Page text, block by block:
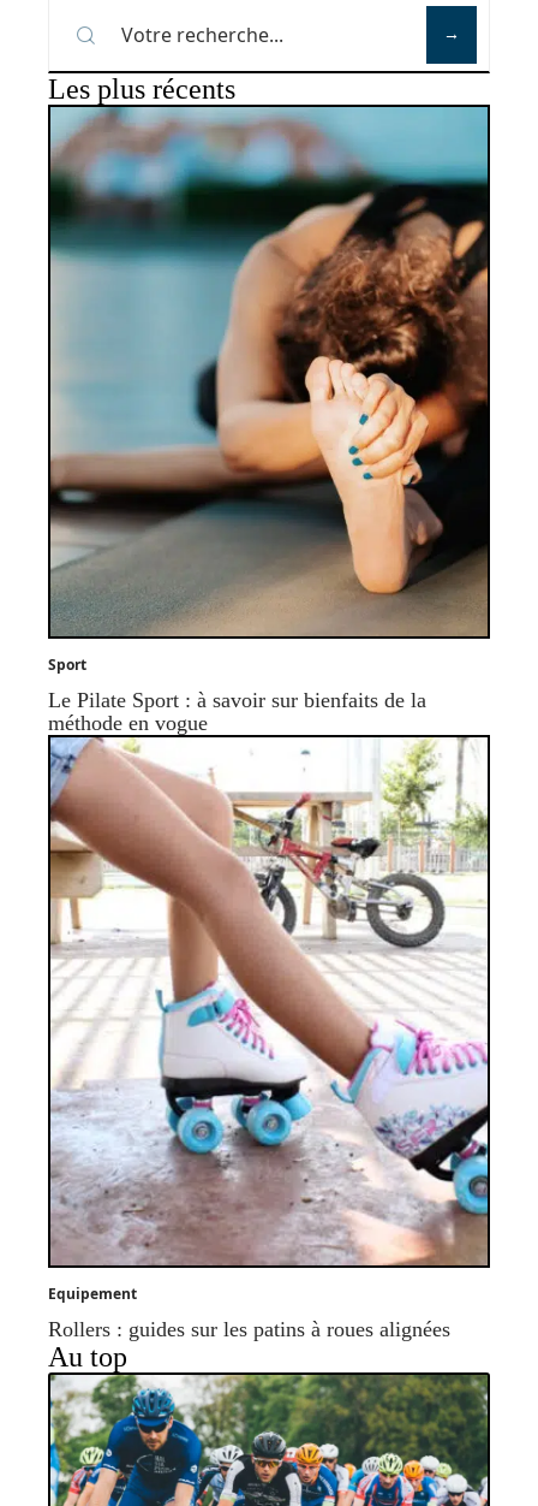
Les plus récents
Sport
Le Pilate Sport : à savoir sur bienfaits de la
méthode en vogue
Equipement
Rollers : guides sur les patins à roues alignées
Au top